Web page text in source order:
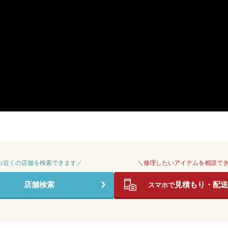
＼修理したいアイテムを相談で
スマホで見積もり・配
近くの店舗を検索できます／
店舗検索